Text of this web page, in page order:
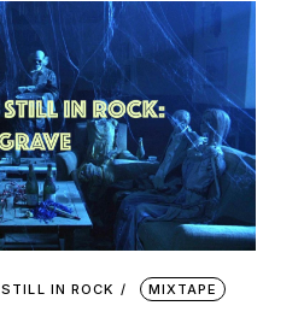
STILL IN ROCK
MIXTAPE